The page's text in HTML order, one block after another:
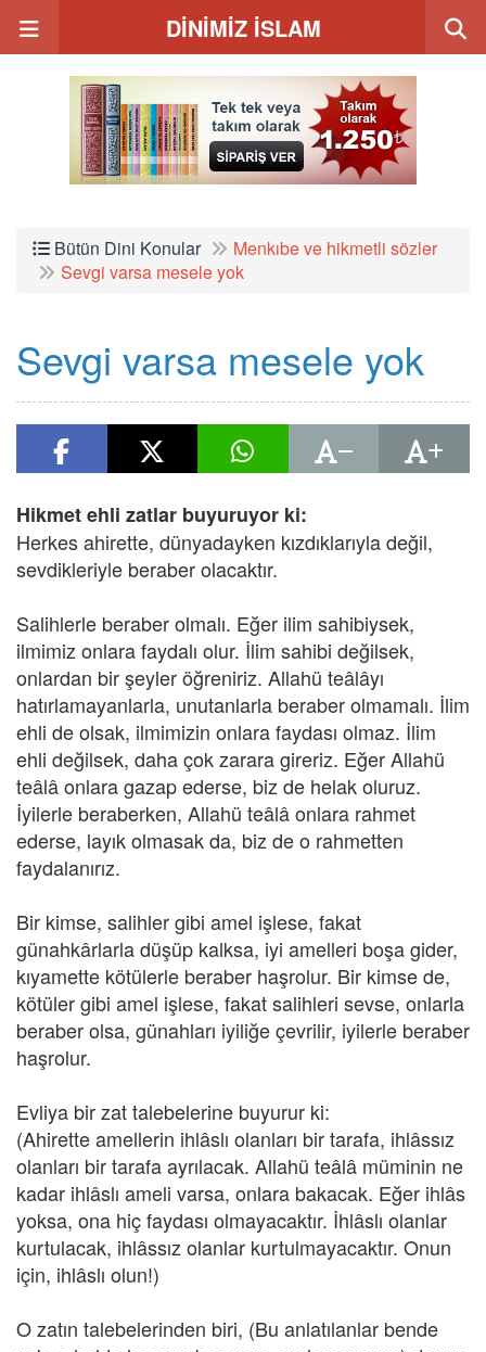
DİNİMİZ İSLAM
Bütün Dini Konular
Menkıbe ve hikmetli sözler
Sevgi varsa mesele yok
Sevgi varsa mesele yok
Hikmet ehli zatlar buyuruyor ki:
Herkes ahirette, dünyadayken kızdıklarıyla değil,
sevdikleriyle beraber olacaktır.
Salihlerle beraber olmalı. Eğer ilim sahibiysek,
ilmimiz onlara faydalı olur. İlim sahibi değilsek,
onlardan bir şeyler öğreniriz. Allahü teâlâyı
hatırlamayanlarla, unutanlarla beraber olmamalı. İlim
ehli de olsak, ilmimizin onlara faydası olmaz. İlim
ehli değilsek, daha çok zarara gireriz. Eğer Allahü
teâlâ onlara gazap ederse, biz de helak oluruz.
İyilerle beraberken, Allahü teâlâ onlara rahmet
ederse, layık olmasak da, biz de o rahmetten
faydalanırız.
Bir kimse, salihler gibi amel işlese, fakat
günahkârlarla düşüp kalksa, iyi amelleri boşa gider,
kıyamette kötülerle beraber haşrolur. Bir kimse de,
kötüler gibi amel işlese, fakat salihleri sevse, onlarla
beraber olsa, günahları iyiliğe çevrilir, iyilerle beraber
haşrolur.
Evliya bir zat talebelerine buyurur ki:
(Ahirette amellerin ihlâslı olanları bir tarafa, ihlâssız
olanları bir tarafa ayrılacak. Allahü teâlâ müminin ne
kadar ihlâslı ameli varsa, onlara bakacak. Eğer ihlâs
yoksa, ona hiç faydası olmayacaktır. İhlâslı olanlar
kurtulacak, ihlâssız olanlar kurtulmayacaktır. Onun
için, ihlâslı olun!)
O zatın talebelerinden biri, (Bu anlatılanlar bende